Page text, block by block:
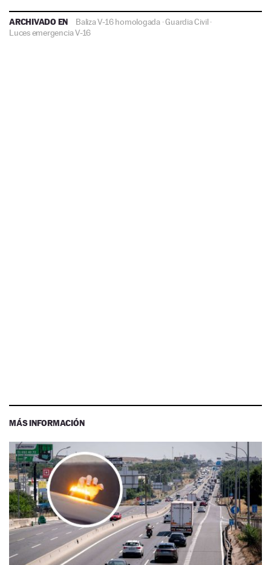
ARCHIVADO EN Baliza V-16 homologada·Guardia Civil·
Luces emergencia V-16
MÁS INFORMACIÓN